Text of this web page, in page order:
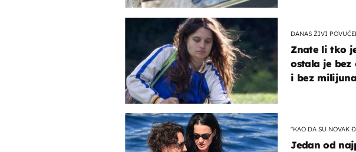
DANAS ŽIVI
Znate li tko
ostala je
i bez
"KAO DA SU NOVAK
Jedan od